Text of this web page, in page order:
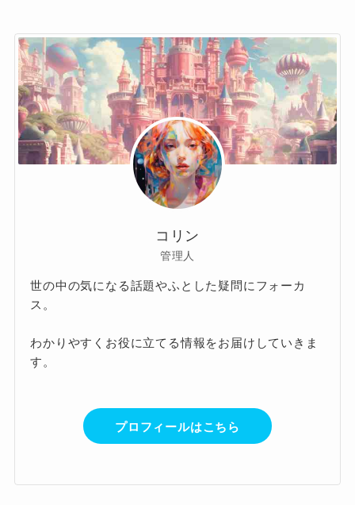
コリン
管理人
世の中の気になる話題やふとした疑問にフォーカ
ス。
わかりやすくお役に立てる情報をお届けしていきま
す。
プロフィールはこちら